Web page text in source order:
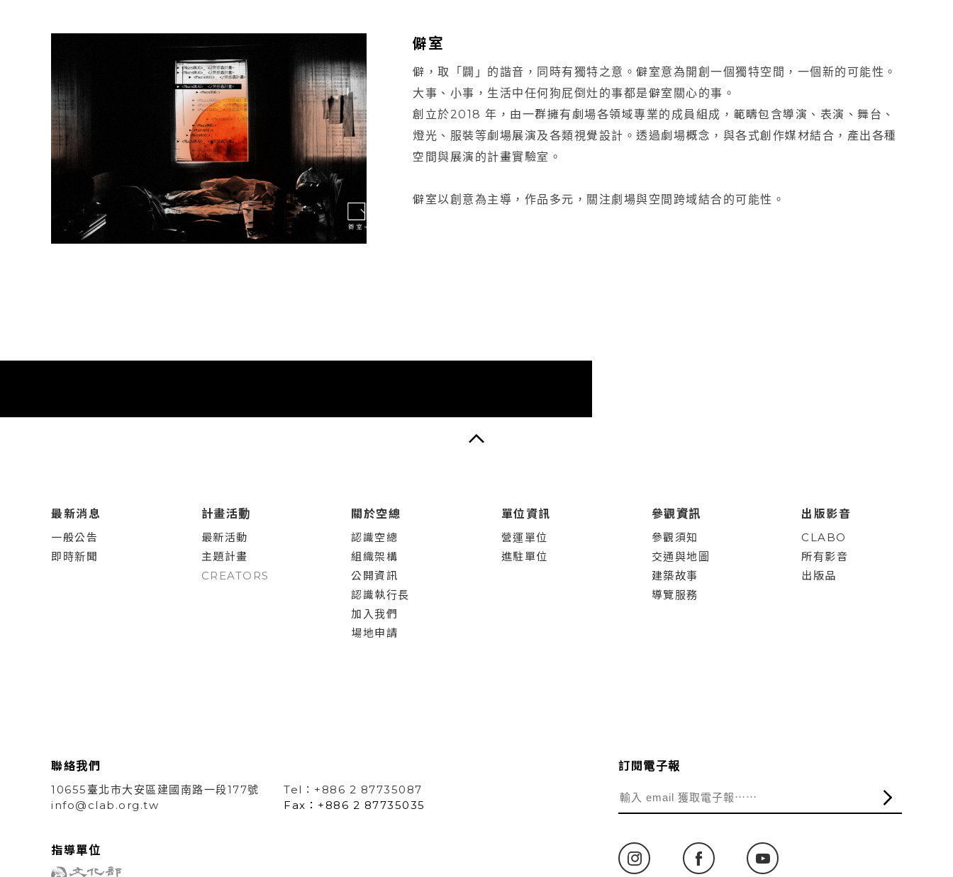
僻室
僻，取「闢」的諧音，同時有獨特之意。僻室意為開創一個獨特空間，一個新的可能性。
大事、小事，生活中任何狗屁倒灶的事都是僻室關心的事。
創立於2018 年，由一群擁有劇場各領域專業的成員組成，範疇包含導演、表演、舞台、
燈光、服裝等劇場展演及各類視覺設計。透過劇場概念，與各式創作媒材結合，產出各種
空間與展演的計畫實驗室。
僻室以創意為主導，作品多元，關注劇場與空間跨域結合的可能性。
最新消息
一般公告
即時新聞
計畫活動
最新活動
主題計畫
CREATORS
關於空總
認識空總
組織架構
公開資訊
認識執行長
加入我們
場地申請
單位資訊
營運單位
進駐單位
參觀資訊
參觀須知
交通與地圖
建築故事
導覽服務
出版影音
CLABO
所有影音
出版品
聯絡我們
10655臺北市大安區建國南路一段177號
Tel：+886 2 87735087
info@clab.org.tw
Fax：+886 2 87735035
訂閱電子報
指導單位